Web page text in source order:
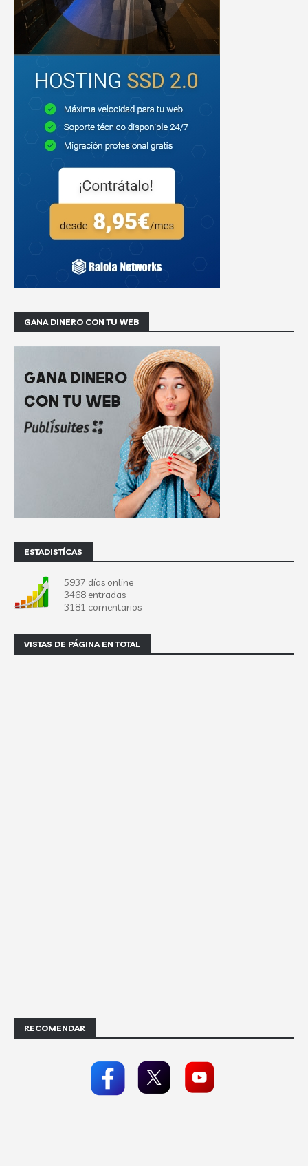
GANA DINERO CON TU WEB
ESTADISTÍCAS
5937 días online
3468 entradas
3181 comentarios
VISTAS DE PÁGINA EN TOTAL
RECOMENDAR